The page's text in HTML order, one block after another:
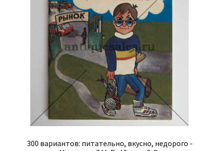
300 вариантов: питательно, вкусно, недорого -